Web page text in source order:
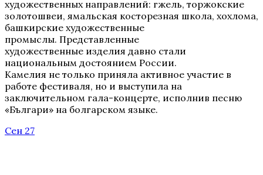
художественных направлений: гжель, торжокские
золотошвеи, ямальская косторезная школа, хохлома,
башкирские художественные
промыслы. Представленные
художественные изделия давно стали
национальным достоянием России.
Камелия не только приняла активное участие в
работе фестиваля, но и выступила на
заключительном гала-концерте, исполнив песню
«Българи» на болгарском языке.
Сен 27